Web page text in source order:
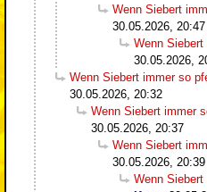
Wenn Siebert
30.05.2026, 20:47
Wenn
30.05.2026,
Wenn Siebert immer so
30.05.2026, 20:32
Wenn Siebert immer
30.05.2026, 20:37
Wenn Siebert
30.05.2026, 20:39
Wenn